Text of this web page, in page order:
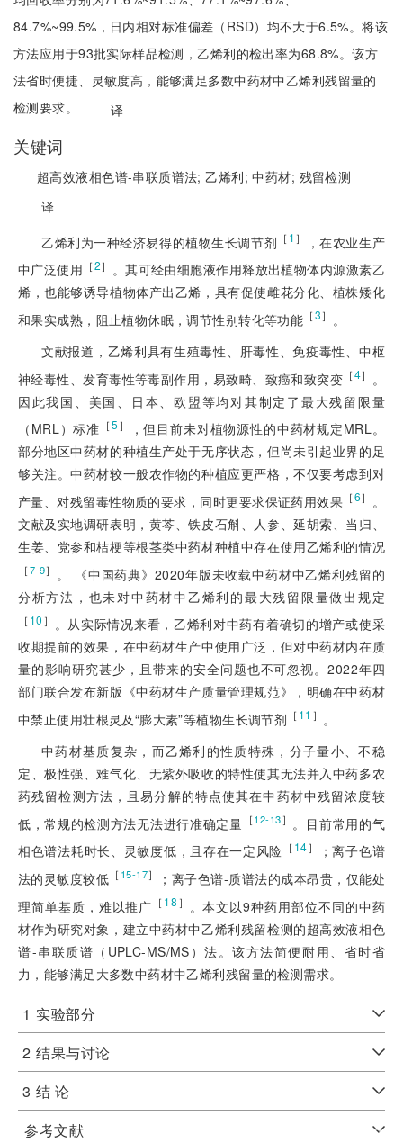
84.7%~99.5%，日内相对标准偏差（RSD）均不大于6.5%。将该
方法应用于93批实际样品检测，乙烯利的检出率为68.8%。该方
法省时便捷、灵敏度高，能够满足多数中药材中乙烯利残留量的
检测要求。
译
关键词
超高效液相色谱-串联质谱法;乙烯利;中药材; 残留检测
译
乙烯利为一种经济易得的植物生长调节剂 ［ 1 ］
，在农业生产
中广泛使用 ［2］ 。其可经由细胞液作用释放出植物体内源激素乙
烯，也能够诱导植物体产出乙烯，具有促使雌花分化、植株矮化
和果实成熟，阻止植物休眠，调节性别转化等功能 ［3］
。
文献报道，乙烯利具有生殖毒性、肝毒性、免疫毒性、中枢
神经毒性、发育毒性等毒副作用，易致畸、致癌和致突变 ［4］
。
因此我国、美国、日本、欧盟等均对其制定了最大残留限量
（MRL）标准 ［5 ］
，但目前未对植物源性的中药材规定MRL。
部分地区中药材的种植生产处于无序状态，但尚未引起业界的足
够关注。中药材较一般农作物的种植应更严格，不仅要考虑到对
产量、对残留毒性物质的要求，同时更要求保证药用效果 ［6］
。
文献及实地调研表明，黄芩、铁皮石斛、人参、延胡索、当归、
生姜、党参和桔梗等根茎类中药材种植中存在使用乙烯利的情况
［7-9］ 。 《中国药典》2020年版未收载中药材中乙烯利残留的
分析方法，也未对中药材中乙烯利的最大残留限量做出规定
［ 10 ］ 。从实际情况来看，乙烯利对中药有着确切的增产或使采
收期提前的效果，在中药材生产中使用广泛，但对中药材内在质
量的影响研究甚少，且带来的安全问题也不可忽视。2022年四
部门联合发布新版《中药材生产质量管理规范》，明确在中药材
中禁止使用壮根灵及“膨大素”等植物生长调节剂 ［ 11 ］ 。
中药材基质复杂，而乙烯利的性质特殊，分子量小、不稳
定、极性强、难气化、无紫外吸收的特性使其无法并入中药多农
药残留检测方法，且易分解的特点使其在中药材中残留浓度较
低，常规的检测方法无法进行准确定量 ［12-13］ 。目前常用的气
相色谱法耗时长、灵敏度低，且存在一定风险 ［ 14］
；离子色谱
法的灵敏度较低 ［ 15-17］
；离子色谱-质谱法的成本昂贵，仅能处
理简单基质，难以推广 ［ 18 ］
。本文以9种药用部位不同的中药
材作为研究对象，建立中药材中乙烯利残留检测的超高效液相色
谱-串联质谱（UPLC-MS/MS）法。该方法简便耐用、省时省
力，能够满足大多数中药材中乙烯利残留量的检测需求。
1 实验部分
2 结果与讨论
3 结 论
参考文献